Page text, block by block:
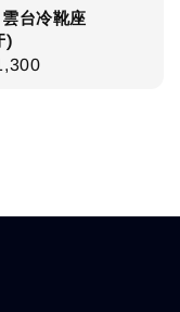
台冷靴座
)